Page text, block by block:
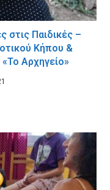
στις Παιδικές –
Κήπου &
Αρχηγείο»